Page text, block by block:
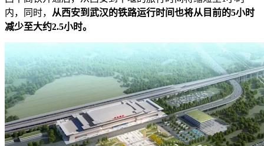
内，同时， 从西安到武汉的铁路运行时间也将从目前的5小时
减少至大约2.5小时。